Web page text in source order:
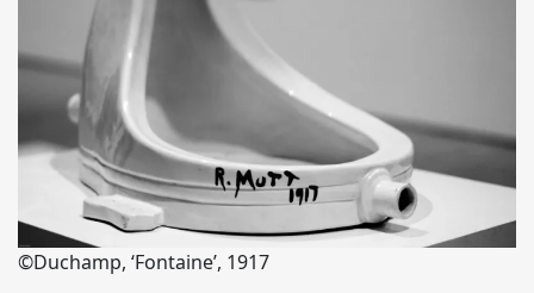
©Duchamp, ‘Fontaine’, 1917